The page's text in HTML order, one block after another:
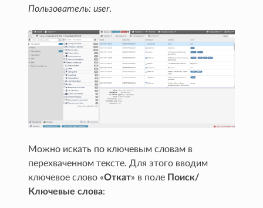
Пользователь: user.
Можно искать по ключевым словам в
перехваченном тексте. Для этого вводим
ключевое слово «Откат» в поле Поиск/
Ключевые слова: